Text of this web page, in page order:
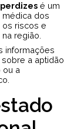
é um
médica dos
os riscos e
região.
informações
a aptidão
ou a